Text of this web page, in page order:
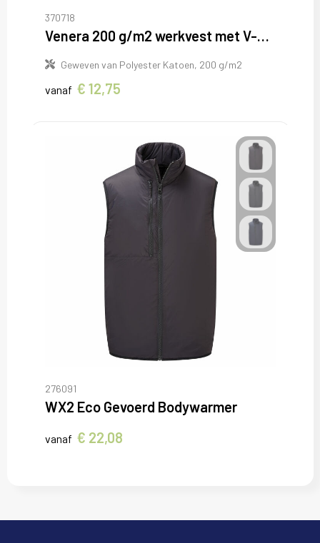
370718
Venera 200 g/m2 werkvest met V-hals en meerdere zakken
Geweven van Polyester Katoen, 200 g/m2
vanaf € 12,75
276091
WX2 Eco Gevoerd Bodywarmer
vanaf € 22,08